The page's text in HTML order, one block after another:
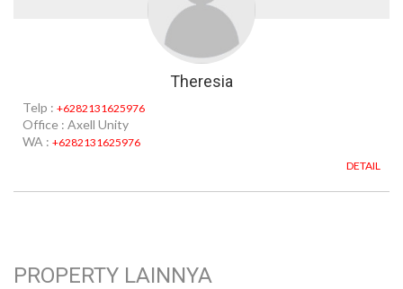
Theresia
Telp : +6282131625976
Office : Axell Unity
WA : +6282131625976
DETAIL
PROPERTY LAINNYA